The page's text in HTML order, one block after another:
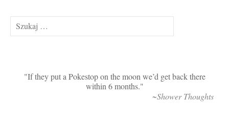
Szukaj:
If they put a Pokestop on the moon we’d get back there
within 6 months.
~Shower Thoughts